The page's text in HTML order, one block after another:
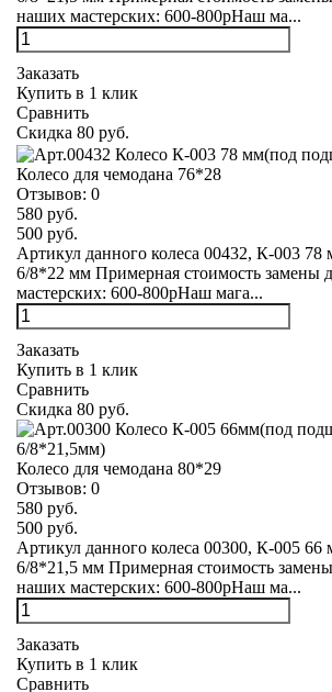
наших мастерских: 600-800рНаш ма...
Заказать
Купить в 1 клик
Сравнить
Скидка 80 руб.
Колесо для чемодана 76*28
Отзывов: 0
580 руб.
500 руб.
Артикул данного колеса 00432, К-003
6/8*22 мм Примерная стоимость замены
мастерских: 600-800рНаш мага...
Заказать
Купить в 1 клик
Сравнить
Скидка 80 руб.
Колесо для чемодана 80*29
Отзывов: 0
580 руб.
500 руб.
Артикул данного колеса 00300, К-005
6/8*21,5 мм Примерная стоимость замены
наших мастерских: 600-800рНаш ма...
Заказать
Купить в 1 клик
Сравнить